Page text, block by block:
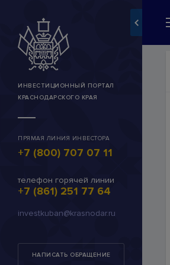
ИНВЕСТИЦИОННЫЙ ПОРТАЛ
КРАСНОДАРСКОГО КРАЯ
ПРЯМАЯ ЛИНИЯ ИНВЕСТОРА
+7 (800) 707 07 11
телефон горячей линии
+7 (861) 251 77 64
investkuban@krasnodar.ru
НАПИСАТЬ ОБРАЩЕНИЕ